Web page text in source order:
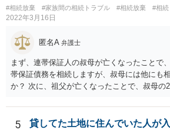
#相続放棄 #家族間の相続トラブル #相続放棄 #相
2022年3月16日
匿名A 弁護士
まず、連帯保証人の叔母が亡くなったことで
帯保証債務を相続しますが、叔母には他にも
か？ 次に、祖父が亡くなったことで、叔母の
5 貸してた土地に住んでいた人が入